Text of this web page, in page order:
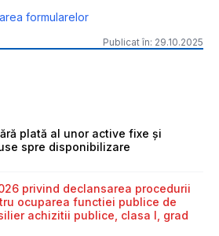
formularelor
Publicat în: 29.10.2025
plată al unor active fixe și
spre disponibilizare
privind declansarea procedurii
ocuparea functiei publice de
achizitii publice, clasa I, grad